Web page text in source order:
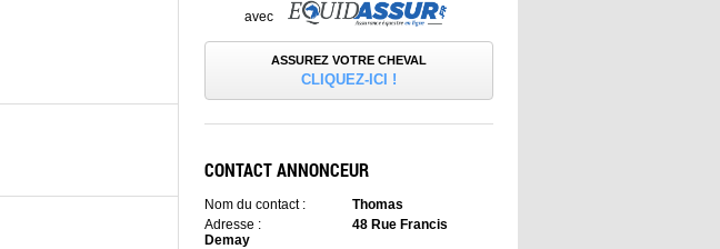
avec
ASSUREZ VOTRE CHEVAL
CLIQUEZ-ICI !
CONTACT ANNONCEUR
Nom du contact :
Thomas
Adresse :
48 Rue Francis
Demay